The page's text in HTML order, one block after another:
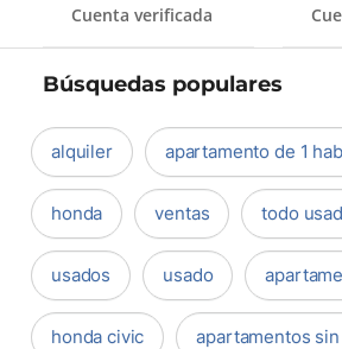
Cuenta verificada
Búsquedas populares
alquiler apartamento de 1
honda ventas todo
usados usado
honda civic apartamentos